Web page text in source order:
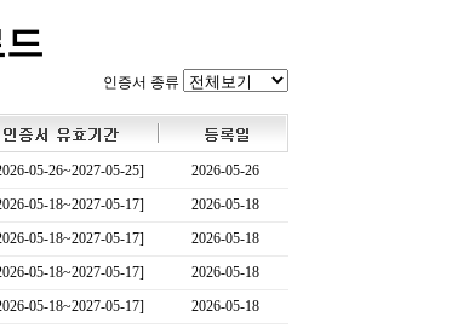
인증서 종류
05-26~2027-05-25]
2026-05-26
05-18~2027-05-17]
2026-05-18
05-18~2027-05-17]
2026-05-18
05-18~2027-05-17]
2026-05-18
05-18~2027-05-17] 2026-05-18